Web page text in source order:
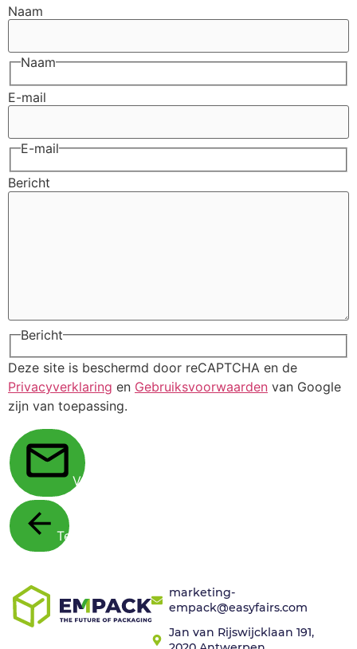
Naam
Naam
E-mail
E-mail
Bericht
Bericht
Deze site is beschermd door reCAPTCHA en de
Privacyverklaring en Gebruiksvoorwaarden van Google
zijn van toepassing.
Verstuur
Terug
marketing-
empack@easyfairs.com
Jan van Rijswijcklaan 191,